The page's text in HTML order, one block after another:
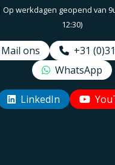
werkdagen geopend van
12:30)
Mail ons
+31
WhatsApp
LinkedIn